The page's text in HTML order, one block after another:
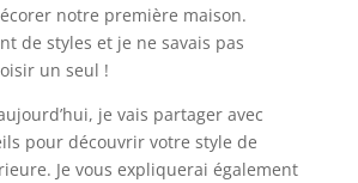
notre première maison.
de styles et je ne savais pas
un seul !
je vais partager avec
pour découvrir votre style de
Je vous expliquerai également